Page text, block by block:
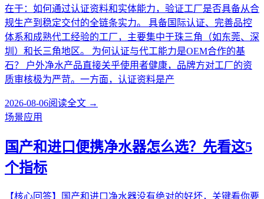
在于：如何通过认证资料和实体能力，验证工厂是否具备从合
规生产到稳定交付的全链条实力。 具备国际认证、完善品控
体系和成熟代工经验的工厂，主要集中于珠三角（如东莞、深
圳）和长三角地区。 为何认证与代工能力是OEM合作的基
石？ 户外净水产品直接关乎使用者健康，品牌方对工厂的资
质审核极为严苛。一方面，认证资料是产
2026-08-06阅读全文 →
场景应用
国产和进口便携净水器怎么选？先看这5
个指标
【核心回答】国产和进口净水器没有绝对的好坏，关键看你要